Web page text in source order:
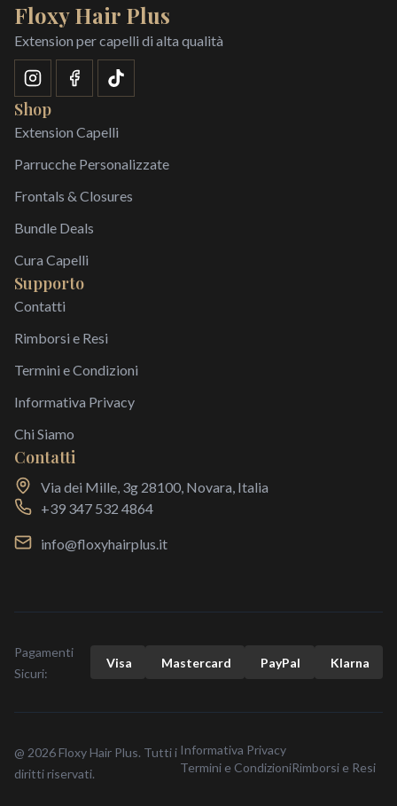
Floxy Hair Plus
Extension per capelli di alta qualità
Shop
Extension Capelli
Parrucche Personalizzate
Frontals & Closures
Bundle Deals
Cura Capelli
Supporto
Contatti
Rimborsi e Resi
Termini e Condizioni
Informativa Privacy
Chi Siamo
Contatti
Via dei Mille, 3g 28100, Novara, Italia
+39 347 532 4864
info@floxyhairplus.it
Pagamenti
Sicuri:
Visa Mastercard PayPal Klarna
@ 2026 Floxy Hair Plus. Tutti i
diritti riservati.
Informativa Privacy
Termini e CondizioniRimborsi e Resi